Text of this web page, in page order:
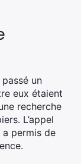
un
eux étaient
recherche
L’appel
a permis de